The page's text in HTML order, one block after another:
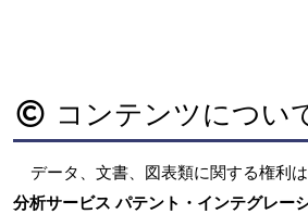
コンテンツについ
データ、文書、図表類に関する権利
分析サービス パテント・インテグレー